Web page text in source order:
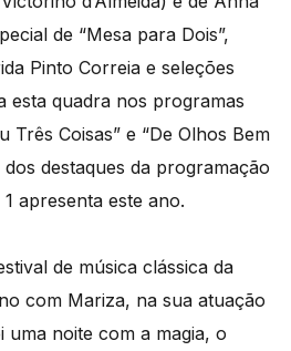
de “Mesa para Dois”,
Pinto Correia e seleções
esta quadra nos programas
Três Coisas” e “De Olhos Bem
dos destaques da programação
apresenta este ano.
de música clássica da
com Mariza, na sua atuação
uma noite com a magia, o